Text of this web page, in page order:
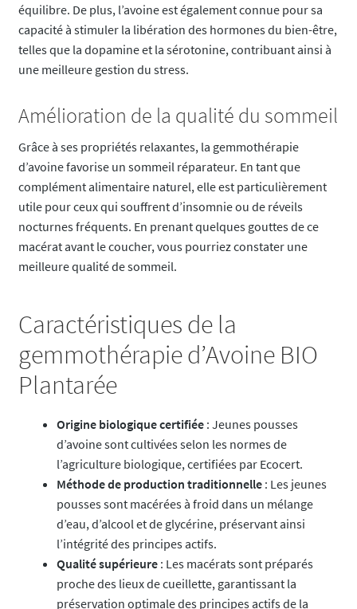
équilibre. De plus, l’avoine est également connue pour sa
capacité à stimuler la libération des hormones du bien-être,
telles que la dopamine et la sérotonine, contribuant ainsi à
une meilleure gestion du stress.
Amélioration de la qualité du sommeil
Grâce à ses propriétés relaxantes, la gemmothérapie
d’avoine favorise un sommeil réparateur. En tant que
complément alimentaire naturel, elle est particulièrement
utile pour ceux qui souffrent d’insomnie ou de réveils
nocturnes fréquents. En prenant quelques gouttes de ce
macérat avant le coucher, vous pourriez constater une
meilleure qualité de sommeil.
Caractéristiques de la
gemmothérapie d’Avoine BIO
Plantarée
Origine biologique certifiée: Jeunes pousses
d’avoine sont cultivées selon les normes de
l’agriculture biologique, certifiées par Ecocert.
Méthode de production traditionnelle: Les jeunes
pousses sont macérées à froid dans un mélange
d’eau, d’alcool et de glycérine, préservant ainsi
l’intégrité des principes actifs.
Qualité supérieure: Les macérats sont préparés
proche des lieux de cueillette, garantissant la
préservation optimale des principes actifs de la